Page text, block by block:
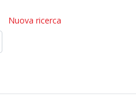
Nuova ricerca